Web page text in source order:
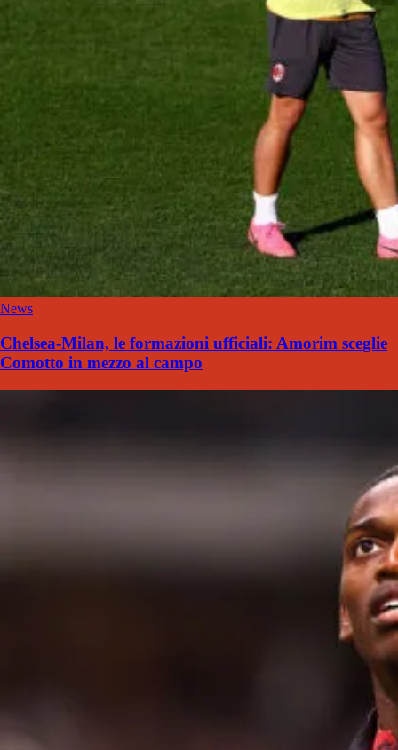
News
Chelsea-Milan, le formazioni ufficiali: Amorim sceglie
Comotto in mezzo al campo